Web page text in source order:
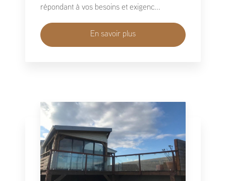
répondant à vos besoins et exigenc...
En savoir plus